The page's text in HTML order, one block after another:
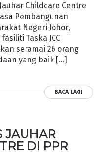
Childcare Centre
Pembangunan
Negeri Johor,
Taska JCC
seramai 26 orang
yang baik […]
BACA LAGI
JAUHAR
DI PPR